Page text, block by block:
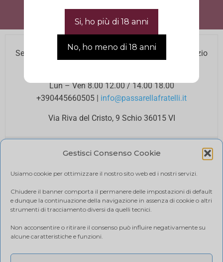
Gestisci Consenso Cookie
Usiamo cookie per ottimizzare il nostro sito web ed i nostri servizi.
Chiudere il banner comporta il permanere delle impostazioni di default
e dunque la continuazione della navigazione in assenza di cookie o altri
strumenti di tracciamento diversi da quelli tecnici.
Non acconsentire o ritirare il consenso può influire negativamente su
alcune caratteristiche e funzioni.
BISOGNO DI ASSISTENZA?
Se hai bisogno di assistenza contatta il nostro Servizio
Lun – Ven 8.00 12.00 / 14.00 18.00
+390445660505 | info@passarellafratelli.it
Via Riva del Cristo, 9 Schio 36015 VI
I tuoi pagamenti online sono protetti e accettiamo il
RIMBORSI E RESI
Politica di reso
SPEDIZIONE
alla quantità di acquisto. Visualizza il tuo carrello.